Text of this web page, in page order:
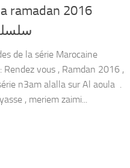
ramadan 2016
de la série Marocaine
Rendez vous , Ramdan 2016 ,
n3am alalla sur Al aoula .
, meriem zaimi...